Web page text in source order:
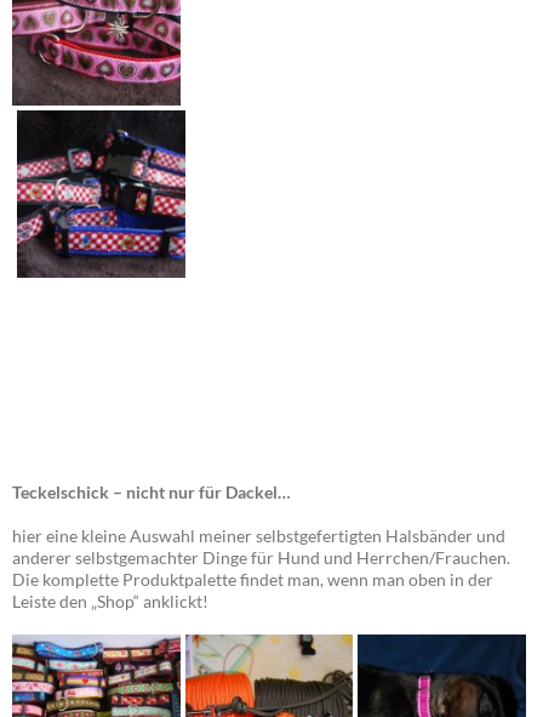
Teckelschick – nicht nur für Dackel…
hier eine kleine Auswahl meiner selbstgefertigten Halsbänder und
anderer selbstgemachter Dinge für Hund und Herrchen/Frauchen.
Die komplette Produktpalette findet man, wenn man oben in der
Leiste den „Shop“ anklickt!